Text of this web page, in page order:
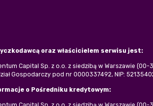
oraz właścicielem serwisu jest:
Capital Sp. z o.o. z siedzibą w Warszawie
Gospodarczy pod nr 0000337492, NIP:
o Pośredniku kredytowym: